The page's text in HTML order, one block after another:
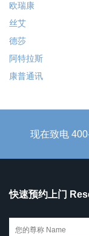
欧瑞康
丝艾
德莎
阿特拉斯
康普通讯
现在致电
快速预约上门